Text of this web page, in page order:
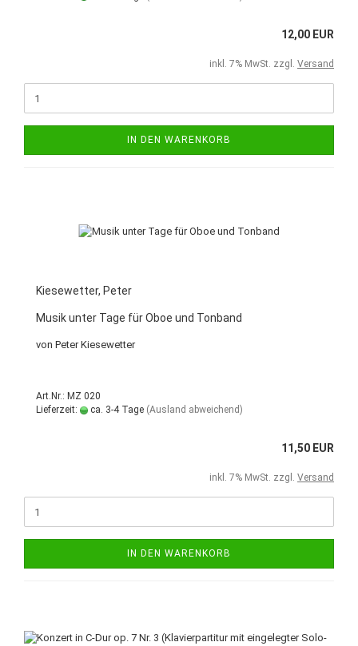
12,00 EUR
inkl. 7% MwSt. zzgl. Versand
IN DEN WARENKORB
Kiesewetter, Peter
Musik unter Tage für Oboe und Tonband
von Peter Kiesewetter
Art.Nr.: MZ 020
Lieferzeit:
ca. 3-4 Tage (Ausland abweichend)
11,50 EUR
inkl. 7% MwSt. zzgl. Versand
IN DEN WARENKORB